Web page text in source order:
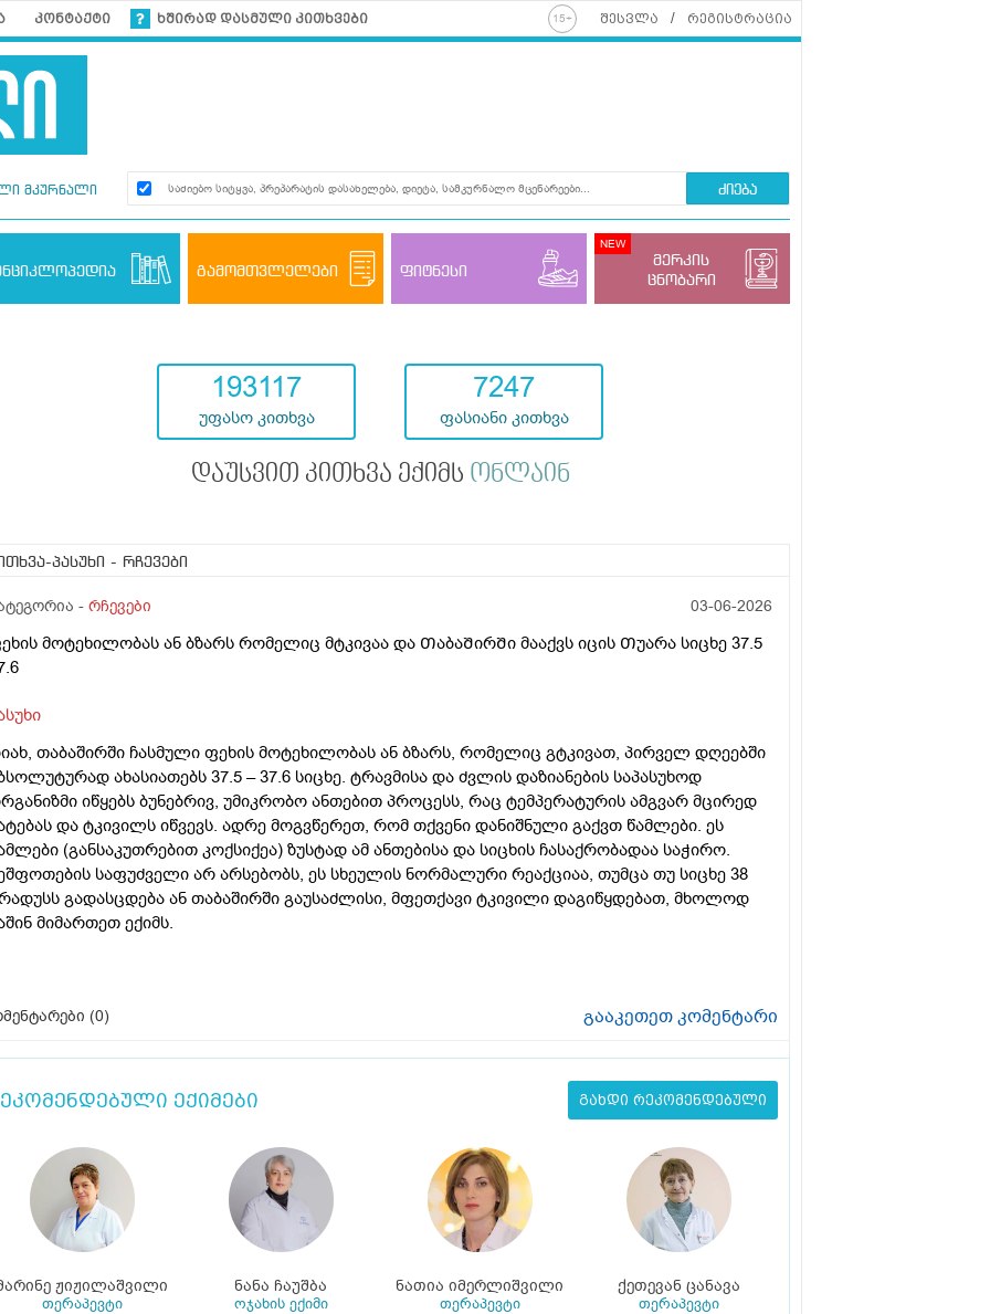
კონტაქტი ხშირად დასმული კითხვები შესვლა რეგისტრაცია
მკურნალი ძიება
გამომთვლელები ფიტნესი
მერკის
ცნობარი
193117
უფასო კითხვა
7247
ფასიანი კითხვა
დაუსვით კითხვა ექიმს ონლაინ
პასუხი - რჩევები
- რჩევები 03-06-2026
მოტეხილობას ან ბზარს რომელიც მტკივაა და ᲗაბაᲨირᲨი მააქვს იცის Თუარა სიცხე 37.5
თაბაშირში ჩასმული ფეხის მოტეხილობას ან ბზარს, რომელიც გტკივათ, პირველ დღეებში
ახასიათებს 37.5 – 37.6 სიცხე. ტრავმისა და ძვლის დაზიანების საპასუხოდ
იწყებს ბუნებრივ, უმიკრობო ანთებით პროცესს, რაც ტემპერატურის ამგვარ მცირედ
და ტკივილს იწვევს. ადრე მოგვწერეთ, რომ თქვენი დანიშნული გაქვთ წამლები. ეს
(განსაკუთრებით კოქსიქეა) ზუსტად ამ ანთებისა და სიცხის ჩასაქრობადაა საჭირო.
საფუძველი არ არსებობს, ეს სხეულის ნორმალური რეაქციაა, თუმცა თუ სიცხე 38
გადასცდება ან თაბაშირში გაუსაძლისი, მფეთქავი ტკივილი დაგიწყდებათ, მხოლოდ
მიმართეთ ექიმს.
(0) გააკეთეთ კომენტარი
ექიმები გახდი რეკომენდებული
ჟიჟილაშვილი
თერაპევტი
ნანა ჩაუშბა
ოჯახის ექიმი
ნათია იმერლიშვილი
თერაპევტი
ქეთევან ცანავა
თერაპევტი